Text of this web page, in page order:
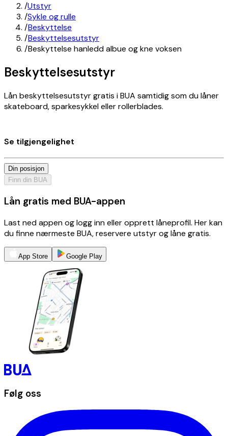
/Utstyr
/Sykle og rulle
/Beskyttelse
/Beskyttelsesutstyr
/Beskyttelse hanledd albue og kne voksen
Beskyttelsesutstyr
Lån beskyttelsesutstyr gratis i BUA samtidig som du låner
skateboard, sparkesykkel eller rollerblades.
Se tilgjengelighet
Din posisjon
Finn din BUA
Lån gratis med BUA-appen
Last ned appen og logg inn eller opprett låneprofil. Her kan
du finne nærmeste BUA, reservere utstyr og låne gratis.
App Store Google Play
Følg oss